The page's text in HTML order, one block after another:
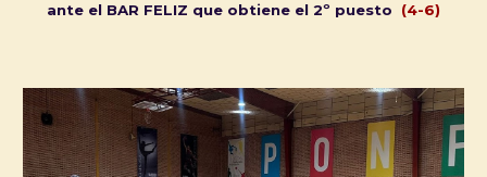
ante el BAR FELIZ que obtiene el 2º puesto (4-6)